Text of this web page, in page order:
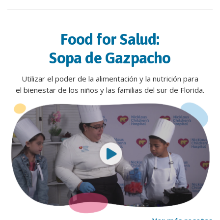
Food for Salud:
Sopa de Gazpacho
Utilizar el poder de la alimentación y la nutrición para
el bienestar de los niños y las familias del sur de Florida.